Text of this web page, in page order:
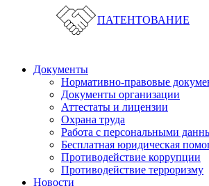
ПАТЕНТОВАНИЕ
Документы
Нормативно-правовые
Документы организации
Аттестаты и лицензии
Охрана труда
Работа с персональными
Бесплатная юридическая
Противодействие коррупции
Противодействие терроризму
Новости